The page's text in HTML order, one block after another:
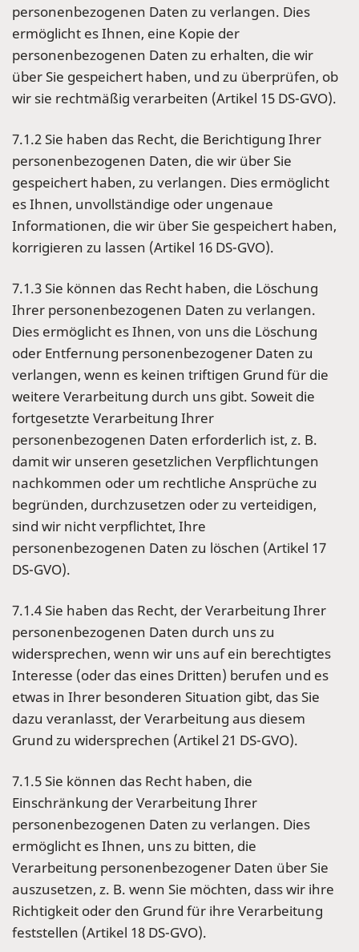
personenbezogenen Daten zu verlangen. Dies
ermöglicht es Ihnen, eine Kopie der
personenbezogenen Daten zu erhalten, die wir
über Sie gespeichert haben, und zu überprüfen, ob
wir sie rechtmäßig verarbeiten (Artikel 15 DS-GVO).
7.1.2 Sie haben das Recht, die Berichtigung Ihrer
personenbezogenen Daten, die wir über Sie
gespeichert haben, zu verlangen. Dies ermöglicht
es Ihnen, unvollständige oder ungenaue
Informationen, die wir über Sie gespeichert haben,
korrigieren zu lassen (Artikel 16 DS-GVO).
7.1.3 Sie können das Recht haben, die Löschung
Ihrer personenbezogenen Daten zu verlangen.
Dies ermöglicht es Ihnen, von uns die Löschung
oder Entfernung personenbezogener Daten zu
verlangen, wenn es keinen triftigen Grund für die
weitere Verarbeitung durch uns gibt. Soweit die
fortgesetzte Verarbeitung Ihrer
personenbezogenen Daten erforderlich ist, z. B.
damit wir unseren gesetzlichen Verpflichtungen
nachkommen oder um rechtliche Ansprüche zu
begründen, durchzusetzen oder zu verteidigen,
sind wir nicht verpflichtet, Ihre
personenbezogenen Daten zu löschen (Artikel 17
DS-GVO).
7.1.4 Sie haben das Recht, der Verarbeitung Ihrer
personenbezogenen Daten durch uns zu
widersprechen, wenn wir uns auf ein berechtigtes
Interesse (oder das eines Dritten) berufen und es
etwas in Ihrer besonderen Situation gibt, das Sie
dazu veranlasst, der Verarbeitung aus diesem
Grund zu widersprechen (Artikel 21 DS-GVO).
7.1.5 Sie können das Recht haben, die
Einschränkung der Verarbeitung Ihrer
personenbezogenen Daten zu verlangen. Dies
ermöglicht es Ihnen, uns zu bitten, die
Verarbeitung personenbezogener Daten über Sie
auszusetzen, z. B. wenn Sie möchten, dass wir ihre
Richtigkeit oder den Grund für ihre Verarbeitung
feststellen (Artikel 18 DS-GVO).